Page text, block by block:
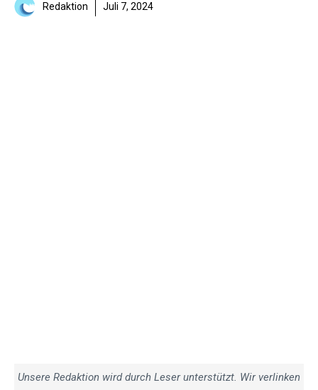
Redaktion Juli 7, 2024
Unsere Redaktion wird durch Leser unterstützt. Wir verlinken